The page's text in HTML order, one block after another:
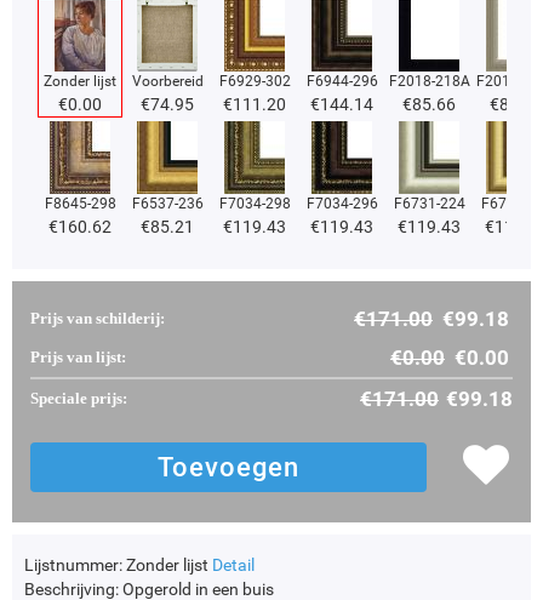
Zonder lijst
€0.00
Voorbereid
€74.95
F6929-302
€111.20
F6944-296
€144.14
F2018-218A
€85.66
F2018-
€85.66
F8645-298
€160.62
F6537-236
€85.21
F7034-298
€119.43
F7034-296
€119.43
F6731-224
€119.43
F6731-
€
Prijs van schilderij: €171.00 €99.18
Prijs van lijst: €0.00 €0.00
Speciale prijs: €171.00 €99.18
Lijstnummer:Zonder lijst Detail
Beschrijving:Opgerold in een buis